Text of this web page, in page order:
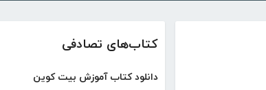
کتاب‌های تصادفی
دانلود کتاب آموزش بیت کوین